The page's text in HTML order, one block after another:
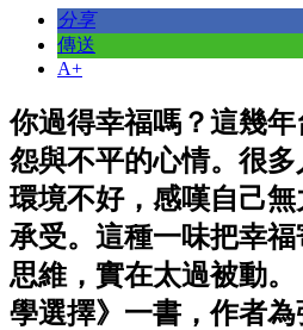
分享
傳送
A+
你過得幸福嗎？這幾
怨與不平的心情。很
環境不好，感嘆自己
承受。這種一味把幸
思維，實在太過被動
學選擇》一書，作者為